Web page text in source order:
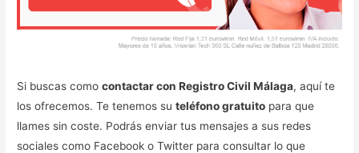
Si buscas comocontactar con Registro Civil Málaga, aquí te
los ofrecemos. Te tenemos suteléfono gratuito para que
llames sin coste. Podrás enviar tus mensajes a sus redes
sociales como Facebook o Twitter para consultar lo que